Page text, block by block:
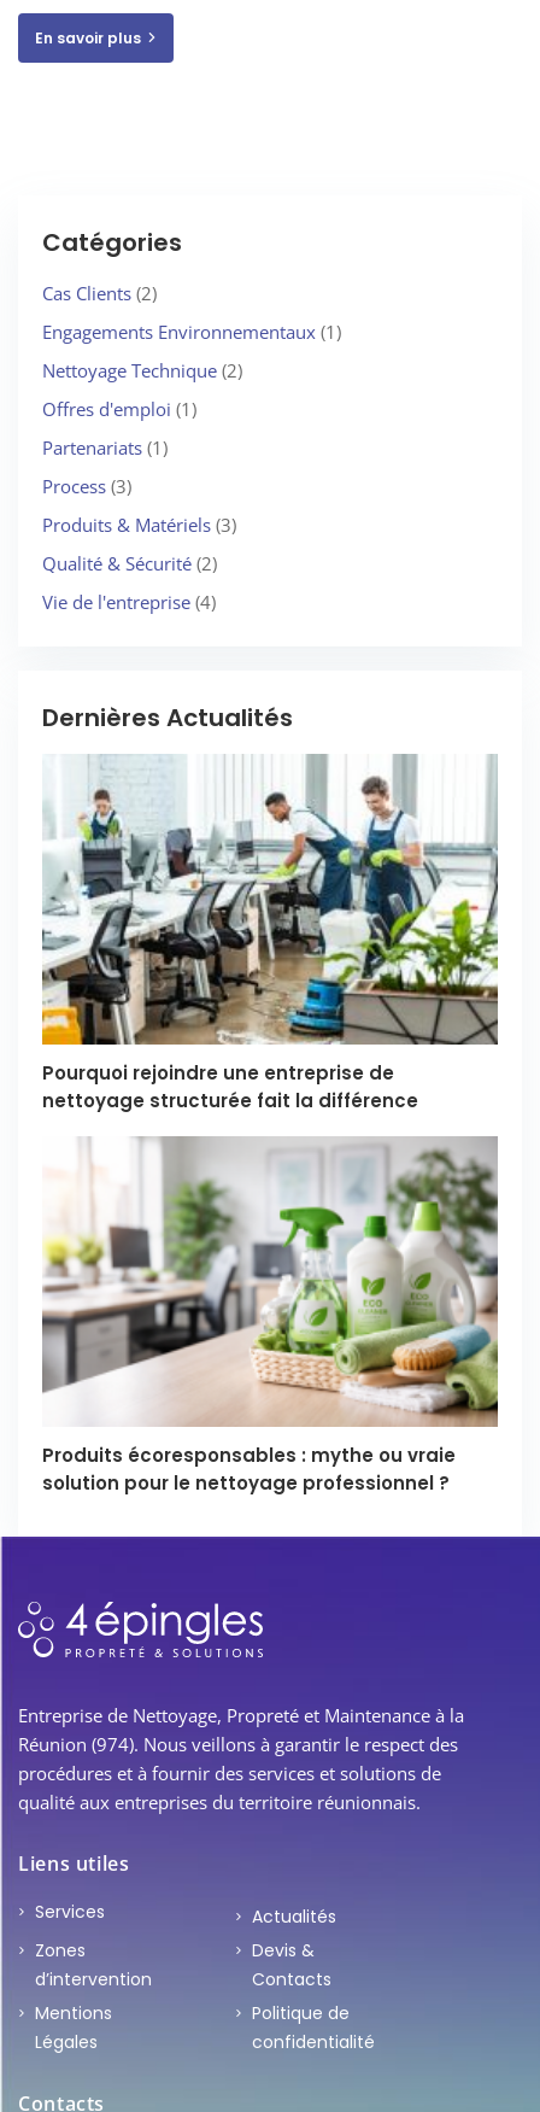
En savoir plus
Catégories
Cas Clients (2)
Engagements Environnementaux (1)
Nettoyage Technique (2)
Offres d'emploi (1)
Partenariats (1)
Process (3)
Produits & Matériels (3)
Qualité & Sécurité (2)
Vie de l'entreprise (4)
Dernières Actualités
Pourquoi rejoindre une entreprise de
nettoyage structurée fait la différence
Produits écoresponsables : mythe ou vraie
solution pour le nettoyage professionnel ?
Entreprise de Nettoyage, Propreté et Maintenance à la
Réunion (974). Nous veillons à garantir le respect des
procédures et à fournir des services et solutions de
qualité aux entreprises du territoire réunionnais.
Liens utiles
Services
Actualités
Zones
d’intervention
Devis &
Contacts
Mentions
Légales
Politique de
confidentialité
Contacts